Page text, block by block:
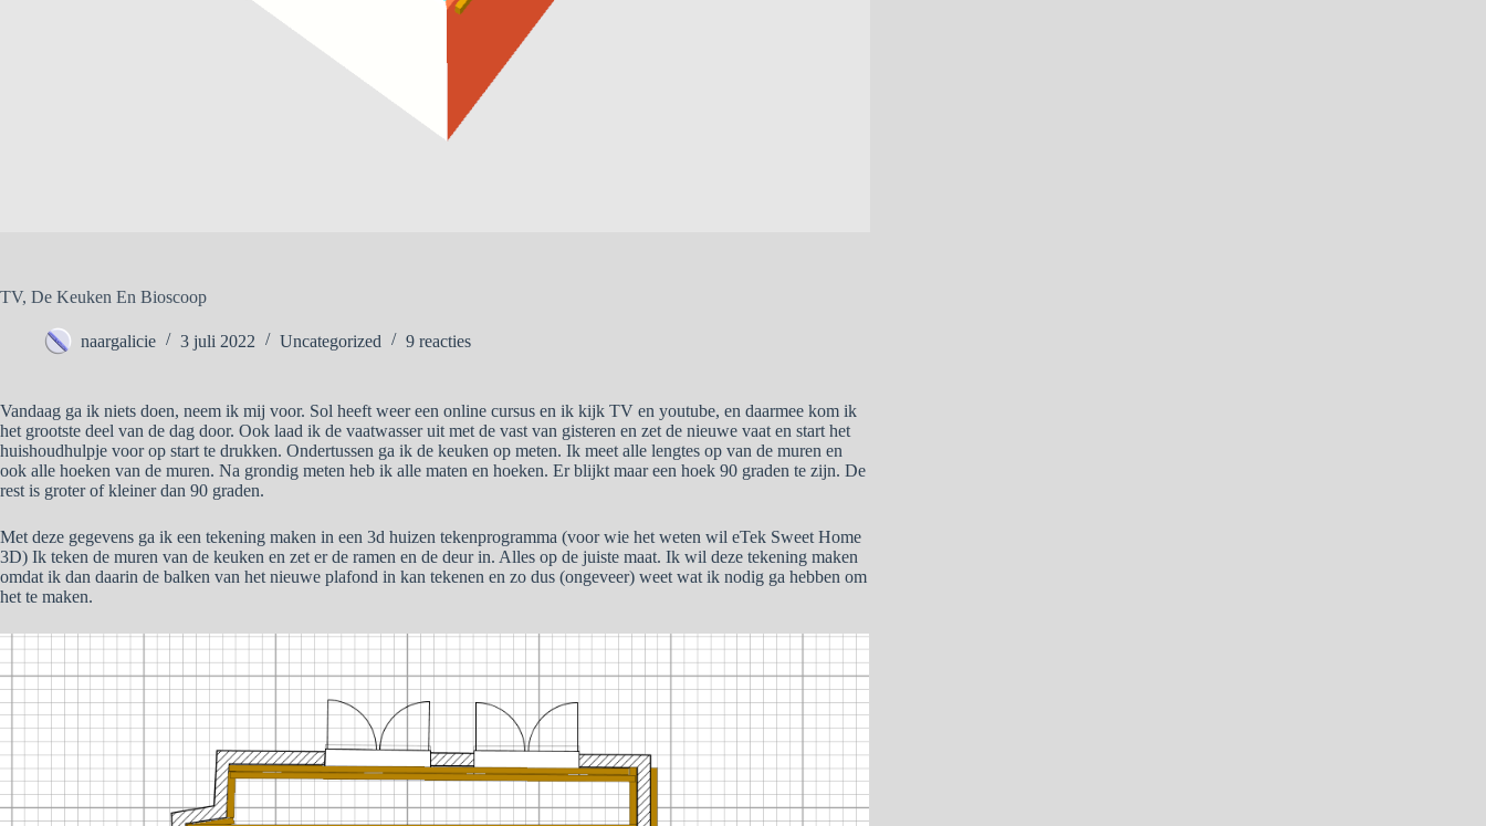
TV, De Keuken En Bioscoop
naargalicie 3 juli 2022 Uncategorized 9 reacties
Vandaag ga ik niets doen, neem ik mij voor. Sol heeft weer een online cursus en ik kijk TV en youtube, en daarmee kom ik
het grootste deel van de dag door. Ook laad ik de vaatwasser uit met de vast van gisteren en zet de nieuwe vaat en start het
huishoudhulpje voor op start te drukken. Ondertussen ga ik de keuken op meten. Ik meet alle lengtes op van de muren en
ook alle hoeken van de muren. Na grondig meten heb ik alle maten en hoeken. Er blijkt maar een hoek 90 graden te zijn. De
rest is groter of kleiner dan 90 graden.
Met deze gegevens ga ik een tekening maken in een 3d huizen tekenprogramma (voor wie het weten wil eTek Sweet Home
3D) Ik teken de muren van de keuken en zet er de ramen en de deur in. Alles op de juiste maat. Ik wil deze tekening maken
omdat ik dan daarin de balken van het nieuwe plafond in kan tekenen en zo dus (ongeveer) weet wat ik nodig ga hebben om
het te maken.